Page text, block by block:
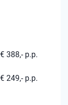
388,- p.p.
249,- p.p.